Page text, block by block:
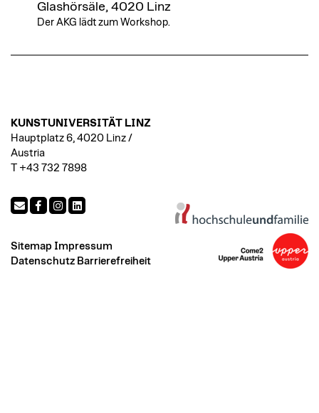
Glashörsäle, 4020 Linz
Der AKG lädt zum Workshop.
KUNSTUNIVERSITÄT LINZ
Hauptplatz 6, 4020 Linz /
Austria
T +43 732 7898
Sitemap Impressum
Datenschutz Barrierefreiheit